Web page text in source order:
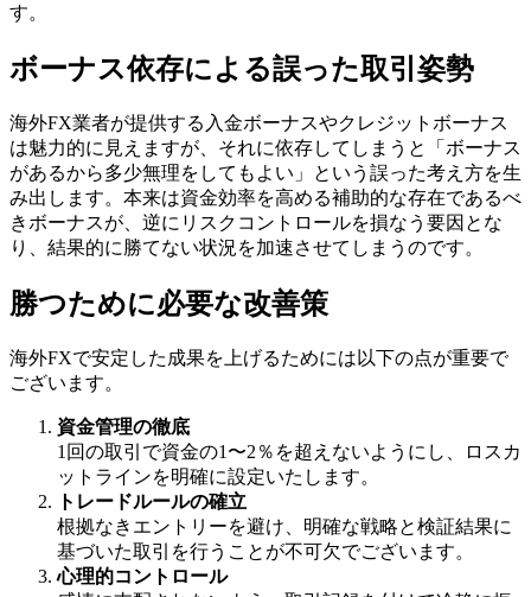
す。
ボーナス依存による誤った取引姿勢
海外FX業者が提供する入金ボーナスやクレジットボーナス
は魅力的に見えますが、それに依存してしまうと「ボーナス
があるから多少無理をしてもよい」という誤った考え方を生
み出します。本来は資金効率を高める補助的な存在であるべ
きボーナスが、逆にリスクコントロールを損なう要因とな
り、結果的に勝てない状況を加速させてしまうのです。
勝つために必要な改善策
海外FXで安定した成果を上げるためには以下の点が重要で
ございます。
資金管理の徹底
1回の取引で資金の1〜2％を超えないようにし、ロスカ
ットラインを明確に設定いたします。
トレードルールの確立
根拠なきエントリーを避け、明確な戦略と検証結果に
基づいた取引を行うことが不可欠でございます。
心理的コントロール